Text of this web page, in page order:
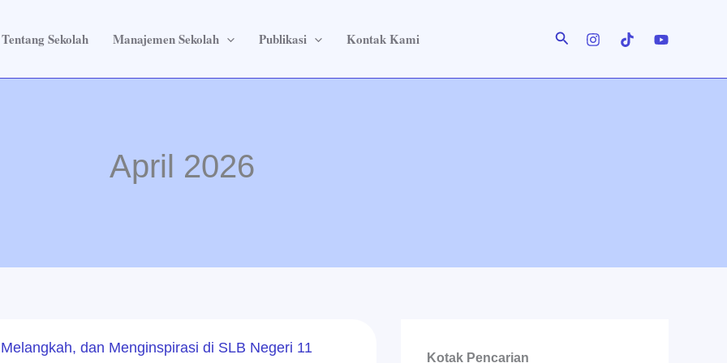
Tentang Sekolah Manajemen Sekolah Publikasi Kontak Kami Cari
April 2026
dan Menginspirasi di SLB Negeri 11
Kotak Pencarian